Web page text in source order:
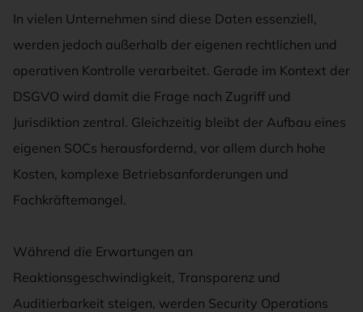
In vielen Unternehmen sind diese Daten essenziell,
werden jedoch außerhalb der eigenen rechtlichen und
operativen Kontrolle verarbeitet. Gerade im Kontext der
DSGVO wird damit die Frage nach Zugriff und
Jurisdiktion zentral. Gleichzeitig bleibt der Aufbau eines
eigenen SOCs herausfordernd, vor allem durch hohe
Kosten, komplexe Betriebsanforderungen und
Fachkräftemangel.
Während die Erwartungen an
Reaktionsgeschwindigkeit, Transparenz und
Auditierbarkeit steigen, werden Security Operations